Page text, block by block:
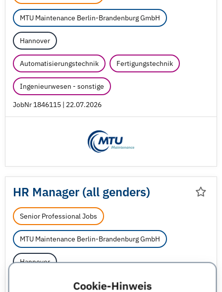
Cookie-Hinweis
MTU Maintenance Berlin-Brandenburg GmbH
Hannover
Automatisierungstechnik Fertigungstechnik
Ingenieurwesen - sonstige
JobNr 1846115 | 22.07.2026
HR Manager (all genders)
Senior Professional Jobs
MTU Maintenance Berlin-Brandenburg GmbH
Hannover
Personalmanagement